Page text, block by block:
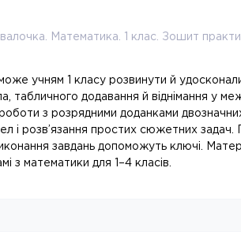
Математика. 1 клас. Зошит
учням 1 класу розвинути й
табличного додавання й віднімання у
з розрядними доданками
і розв’язання простих сюжетних задач.
завдань допоможуть ключі.
з математики для 1–4 класів.